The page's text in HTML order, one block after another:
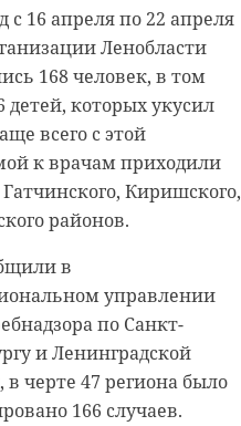
с 16 апреля по 22 апреля
Ленобласти
168 человек, в том
детей, которых укусил
всего с этой
к врачам приходили
Киришского,
районов.
в
управлении
по Санкт-
и Ленинградской
в черте 47 региона было
166 случаев.